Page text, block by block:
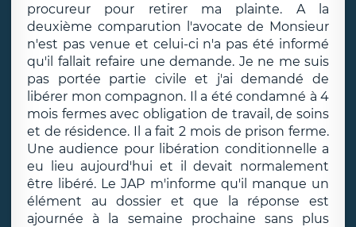
procureur pour retirer ma plainte. A la
deuxième comparution l'avocate de Monsieur
n'est pas venue et celui-ci n'a pas été informé
qu'il fallait refaire une demande. Je ne me suis
pas portée partie civile et j'ai demandé de
libérer mon compagnon. Il a été condamné à 4
mois fermes avec obligation de travail, de soins
et de résidence. Il a fait 2 mois de prison ferme.
Une audience pour libération conditionnelle a
eu lieu aujourd'hui et il devait normalement
être libéré. Le JAP m'informe qu'il manque un
élément au dossier et que la réponse est
ajournée à la semaine prochaine sans plus